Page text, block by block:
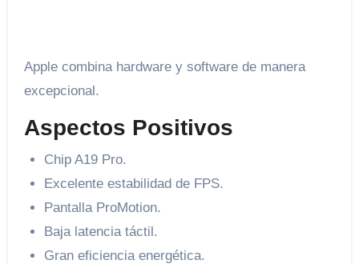
Apple combina hardware y software de manera
excepcional.
Aspectos Positivos
Chip A19 Pro.
Excelente estabilidad de FPS.
Pantalla ProMotion.
Baja latencia táctil.
Gran eficiencia energética.